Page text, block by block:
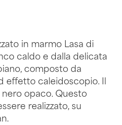
in marmo Lasa di
caldo e dalla delicata
composto da
effetto caleidoscopio. Il
opaco. Questo
realizzato, su